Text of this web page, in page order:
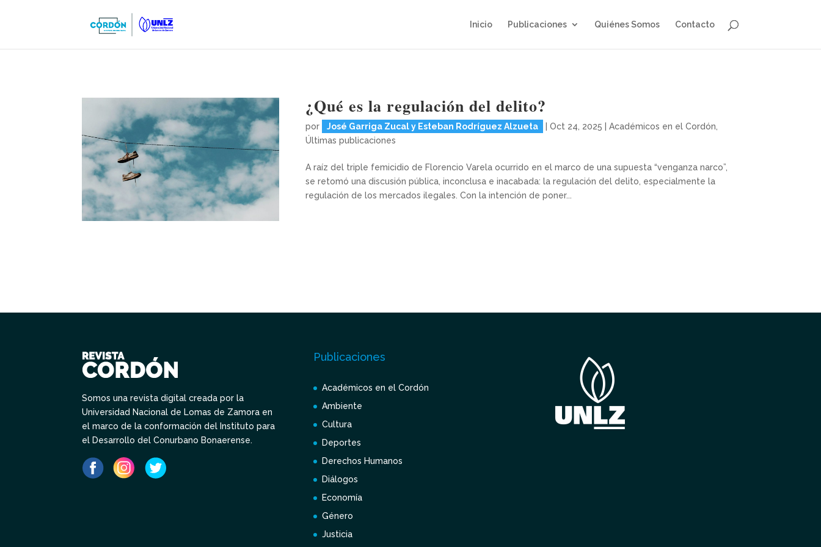
Inicio Publicaciones Quiénes Somos Contacto
¿Qué es la regulación del delito?
por José Garriga Zucal y Esteban Rodríguez Alzueta Oct 24, 2025 Académicos en el Cordón
Últimas publicaciones
A raíz del triple femicidio de Florencio Varela ocurrido en el marco de una supuesta “venganza narco”,
se retomó una discusión pública, inconclusa e inacabada: la regulación del delito, especialmente la
regulación de los mercados ilegales. Con la intención de poner...
Somos una revista digital creada por la
Universidad Nacional de Lomas de Zamora en
el marco de la conformación del Instituto para
el Desarrollo del Conurbano Bonaerense.
Publicaciones
Académicos en el Cordón
Ambiente
Cultura
Deportes
Derechos Humanos
Diálogos
Economía
Género
Justicia